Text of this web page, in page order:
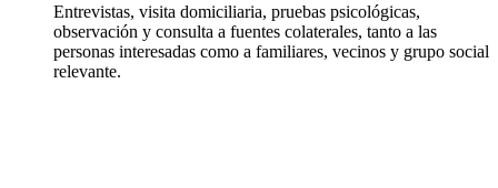
Entrevistas, visita domiciliaria, pruebas psicológicas,
observación y consulta a fuentes colaterales, tanto a las
personas interesadas como a familiares, vecinos y grupo social
relevante.